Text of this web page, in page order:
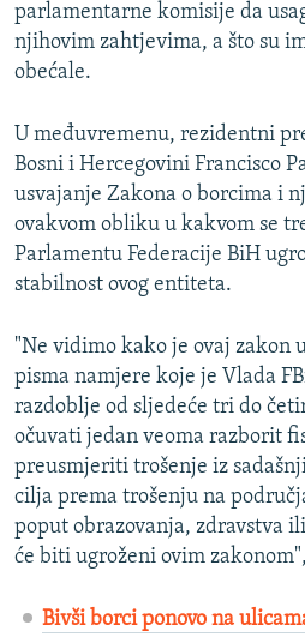
parlamentarne komisije da
njihovim zahtjevima, a što su
obećale.
U međuvremenu, rezidentni
Bosni i Hercegovini Francisco
usvajanje Zakona o borcima i
ovakvom obliku u kakvom se
Parlamentu Federacije BiH
stabilnost ovog entiteta.
"Ne vidimo kako je ovaj zakon
pisma namjere koje je Vlada
razdoblje od sljedeće tri do
očuvati jedan veoma razborit
preusmjeriti trošenje iz
cilja prema trošenju na
poput obrazovanja, zdravstva
će biti ugroženi ovim
Bivši borci ponovo na